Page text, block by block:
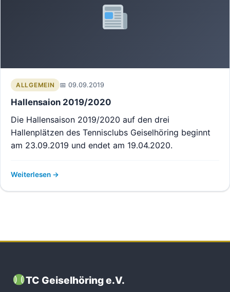
ALLGEMEIN 09.09.2019
Hallensaion 2019/2020
Die Hallensaison 2019/2020 auf den drei
Hallenplätzen des Tennisclubs Geiselhöring beginnt
am 23.09.2019 und endet am 19.04.2020.
Weiterlesen
TC Geiselhöring e.V.